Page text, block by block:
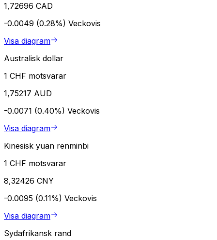
1,72696 CAD
-0.0049 (0.28%) Veckovis
Visa diagram
Australisk dollar
1 CHF motsvarar
1,75217 AUD
-0.0071 (0.40%) Veckovis
Visa diagram
Kinesisk yuan renminbi
1 CHF motsvarar
8,32426 CNY
-0.0095 (0.11%) Veckovis
Visa diagram
Sydafrikansk rand